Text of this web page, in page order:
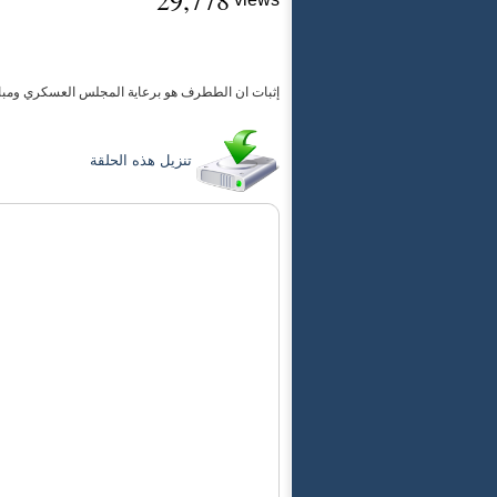
إثبات ان الططرف هو برعاية المجلس العسكري
تنزيل هذه الحلقة